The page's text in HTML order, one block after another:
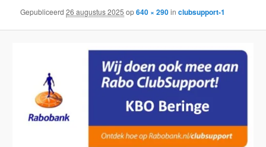
Gepubliceerd26 augustus 2025 op640 × 290inclubsupport-1